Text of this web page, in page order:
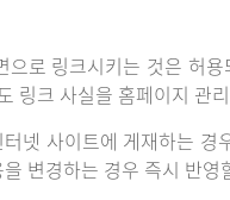
로 링크시키는 것은 허
링크 사실을 홈페이지 관
넷 사이트에 게재하는
변경하는 경우 즉시 반